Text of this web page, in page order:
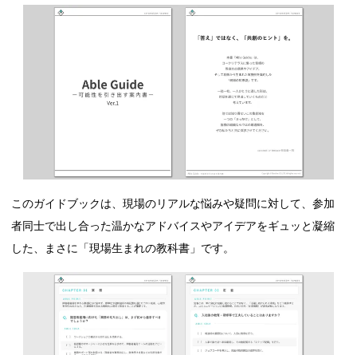
このガイドブックは、現場のリアルな悩みや疑問に対して、参加
者同士で出し合った温かなアドバイスやアイデアをギュッと凝縮
した、まさに「現場生まれの教科書」です。